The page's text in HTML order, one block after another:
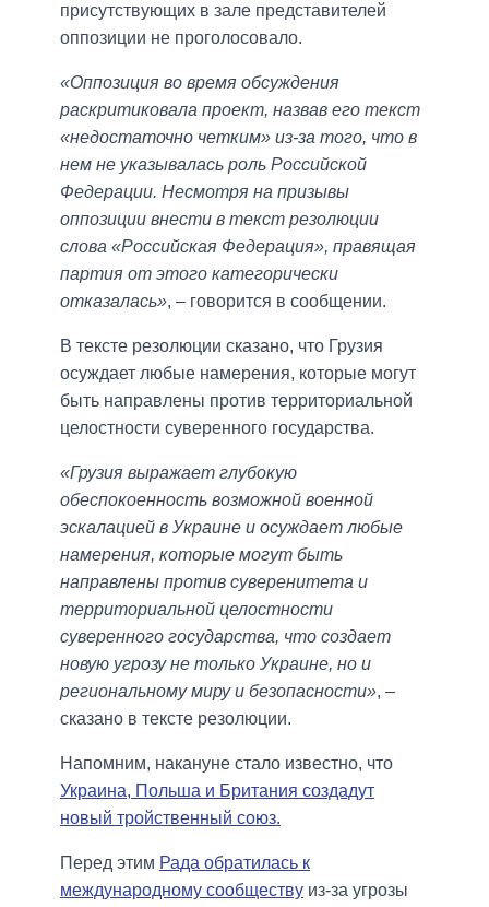
присутствующих в зале представителей
оппозиции не проголосовало.
«Оппозиция во время обсуждения
раскритиковала проект, назвав его текст
«недостаточно четким» из-за того, что в
нем не указывалась роль Российской
Федерации. Несмотря на призывы
оппозиции внести в текст резолюции
слова «Российская Федерация», правящая
партия от этого категорически
отказалась», – говорится в сообщении.
В тексте резолюции сказано, что Грузия
осуждает любые намерения, которые могут
быть направлены против территориальной
целостности суверенного государства.
«Грузия выражает глубокую
обеспокоенность возможной военной
эскалацией в Украине и осуждает любые
намерения, которые могут быть
направлены против суверенитета и
территориальной целостности
суверенного государства, что создает
новую угрозу не только Украине, но и
региональному миру и безопасности», –
сказано в тексте резолюции.
Напомним, накануне стало известно, что
Украина, Польша и Британия создадут
новый тройственный союз.
Перед этим Рада обратилась к
международному сообществу из-за угрозы